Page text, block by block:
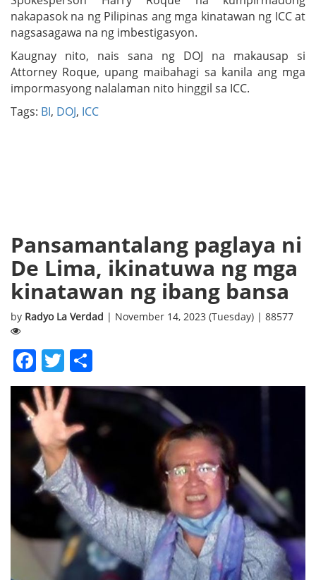
nakapasok na ng Pilipinas ang mga kinatawan ng ICC at
nagsasagawa na ng imbestigasyon.
Kaugnay nito, nais sana ng DOJ na makausap si
Attorney Roque, upang maibahagi sa kanila ang mga
impormasyong nalalaman nito hinggil sa ICC.
Tags: BI, DOJ, ICC
Pansamantalang paglaya ni
De Lima, ikinatuwa ng mga
kinatawan ng ibang bansa
by Radyo La Verdad | November 14, 2023 (Tuesday) | 88577
Facebook
Twitter